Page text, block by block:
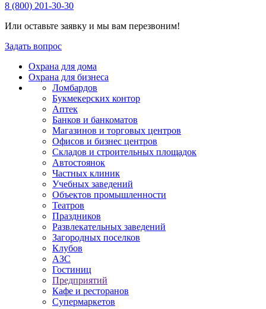
8 (800) 201-30-30
Или оставьте заявку и мы вам перезвоним!
Задать вопрос
Охрана для дома
Охрана для бизнеса
Ломбардов
Букмекерских контор
Аптек
Банков и банкоматов
Магазинов и торговых центров
Офисов и бизнес центров
Складов и строительных площадок
Автостоянок
Частных клиник
Учебных заведений
Объектов промышленности
Театров
Праздников
Развлекательных заведений
Загородных поселков
Клубов
АЗС
Гостиниц
Предприятий
Кафе и ресторанов
Супермаркетов